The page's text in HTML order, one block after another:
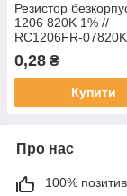
Резистор
1206 820K 1% //
RC1206FR-
(Yageo)
0,28 ₴
Купити
Про нас
100%